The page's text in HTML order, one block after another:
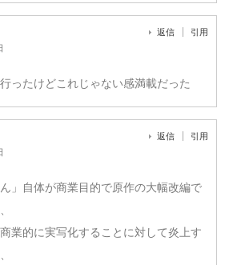
返信 引用
ったけどこれじゃない感満載だった
返信 引用
」自体が商業目的で原作の大幅改編で
業的に実写化することに対して炎上す